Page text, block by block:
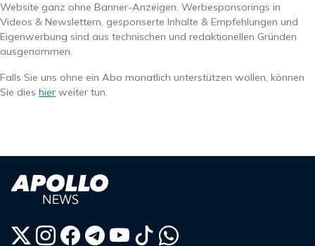
Website ganz ohne Banner-Anzeigen. Werbesponsorings in
Videos & Newslettern, gesponserte Inhalte & Empfehlungen und
Eigenwerbung sind aus technischen und redaktionellen Gründen
ausgenommen.
Falls Sie uns ohne ein Abo monatlich unterstützen wollen, können
Sie dies hier weiter tun.